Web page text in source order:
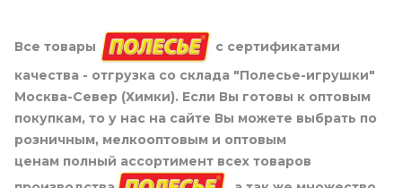
Все товары
с сертификатами
качества - отгрузка со склада "Полесье-игрушки"
Москва-Север (Химки). Если Вы готовы к оптовым
покупкам, то у нас на сайте Вы можете выбрать по
розничным, мелкооптовым и оптовым
ценам полный ассортимент всех товаров